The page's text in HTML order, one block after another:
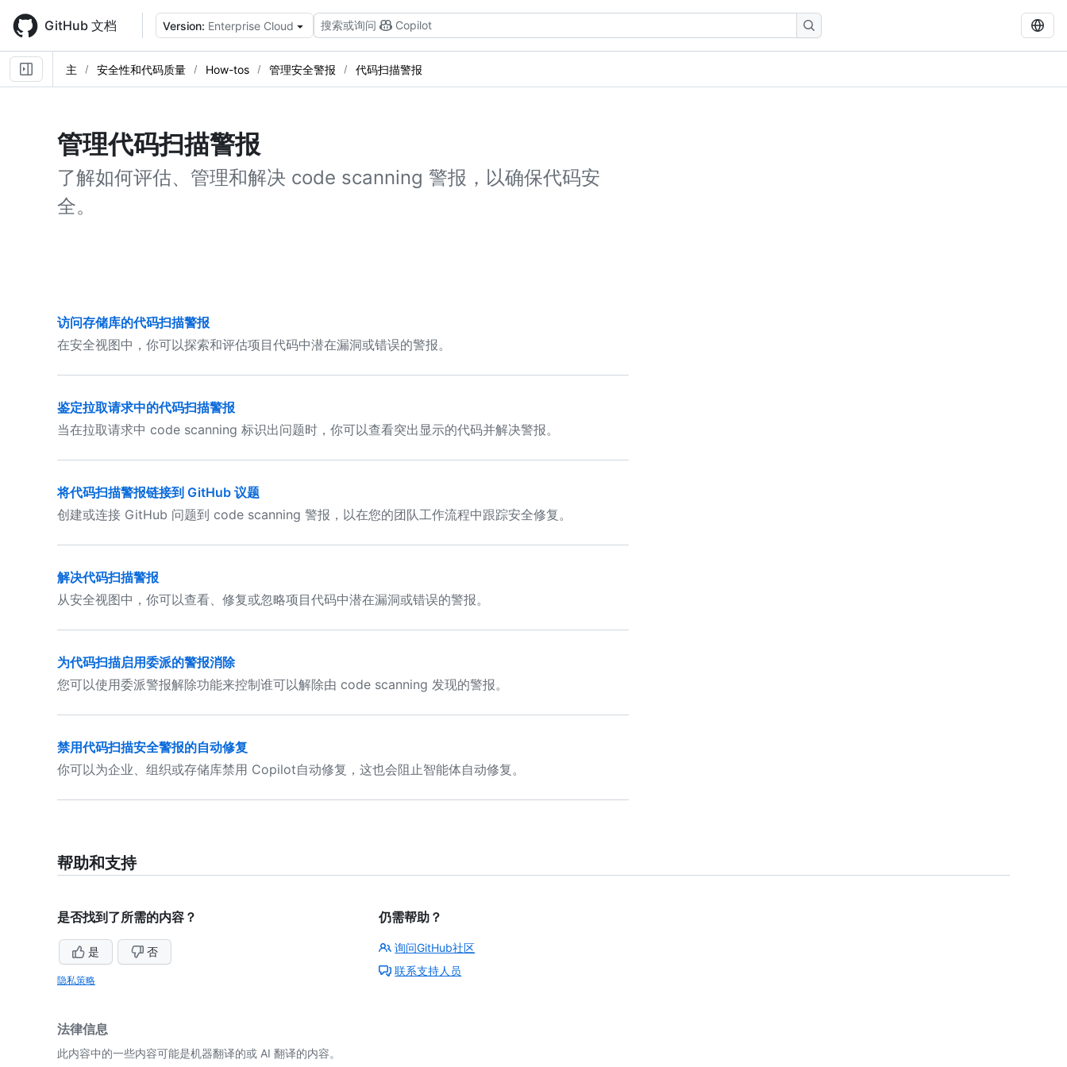
main
content
GitHub 文档 Version: Enterprise Cloud 搜索或询问 Copilot
主 安全性和代码质量 How-tos 管理安全警报 代码扫描警报
管理代码扫描警报
了解如何评估、管理和解决 code scanning 警报，以确保代码安
全。
访问存储库的代码扫描警报
在安全视图中，你可以探索和评估项目代码中潜在漏洞或错误的警报。
鉴定拉取请求中的代码扫描警报
当在拉取请求中 code scanning 标识出问题时，你可以查看突出显示的代码并解决警报。
将代码扫描警报链接到 GitHub 议题
创建或连接 GitHub 问题到 code scanning 警报，以在您的团队工作流程中跟踪安全修复。
解决代码扫描警报
从安全视图中，你可以查看、修复或忽略项目代码中潜在漏洞或错误的警报。
为代码扫描启用委派的警报消除
您可以使用委派警报解除功能来控制谁可以解除由 code scanning 发现的警报。
禁用代码扫描安全警报的自动修复
你可以为企业、组织或存储库禁用 Copilot自动修复，这也会阻止智能体自动修复。
帮助和支持
是否找到了所需的内容？
是 否
隐私策略
仍需帮助？
询问GitHub社区
联系支持人员
法律信息
此内容中的一些内容可能是机器翻译的或 AI 翻译的内容。